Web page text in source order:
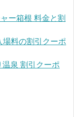
ー箱根 料金と割
場料の割引クーポ
温泉 割引クーポ